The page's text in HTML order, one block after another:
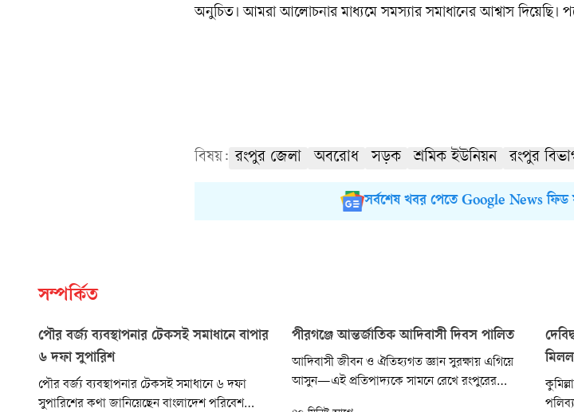
অনুচিত। আমরা আলোচনার মাধ্যমে সমস্যার সমাধানের আশ্বাস দিয়েছি।
বিষয়: রংপুর জেলা অবরোধ সড়ক শ্রমিক ইউনিয়ন রংপুর
সর্বশেষ খবর পেতে Google News
সম্পর্কিত
পৌর বর্জ্য ব্যবস্থাপনার টেকসই সমাধানে বাপার
৬ দফা সুপারিশ
পৌর বর্জ্য ব্যবস্থাপনার টেকসই সমাধানে ৬ দফা
সুপারিশের কথা জানিয়েছেন বাংলাদেশ পরিবেশ
পীরগঞ্জে আন্তর্জাতিক আদিবাসী দিবস পালিত
আদিবাসী জীবন ও ঐতিহ্যগত জ্ঞান সুরক্ষায় এগিয়ে
আসুন—এই প্রতিপাদ্যকে সামনে রেখে রংপুরের